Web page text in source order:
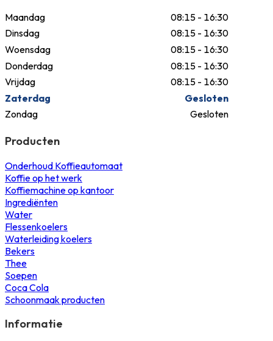
Maandag
08:15 - 16:30
Dinsdag
08:15 - 16:30
Woensdag
08:15 - 16:30
Donderdag
08:15 - 16:30
Vrijdag
08:15 - 16:30
Zaterdag
Gesloten
Zondag
Gesloten
Producten
Onderhoud Koffieautomaat
Koffie op het werk
Koffiemachine op kantoor
Ingrediënten
Water
Flessenkoelers
Waterleiding koelers
Bekers
Thee
Soepen
Coca Cola
Schoonmaak producten
Informatie